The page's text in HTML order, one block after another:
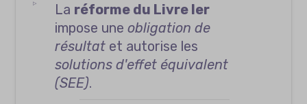
La réforme du Livre Ier
impose uneobligation de
résultat et autorise les
solutions d'effet équivalent
(SEE).